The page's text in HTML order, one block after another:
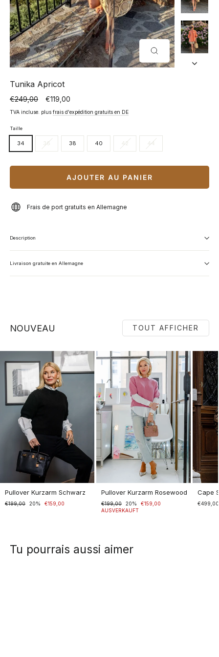
FERMER
(ESC)
Tunika Apricot
Prix
normal
€249,00
Prix
spécial
€119,00
TVA incluse. plus frais d'expédition gratuits en DE
Taille
34 36 38 40 42 44
AJOUTER AU PANIER
Frais de port gratuits en Allemagne
Description
Livraison gratuite en Allemagne
NOUVEAU TOUT AFFICHER
Pullover Kurzarm Schwarz
Normaler
€199,00
Sonderpreis20% €159,00
Pullover Kurzarm Rosewood
Normaler
Preis
€199,00
Sonderpreis20%
€159,00
AUSVERKAUFT
Cape
€499,00
Tu pourrais aussi aimer